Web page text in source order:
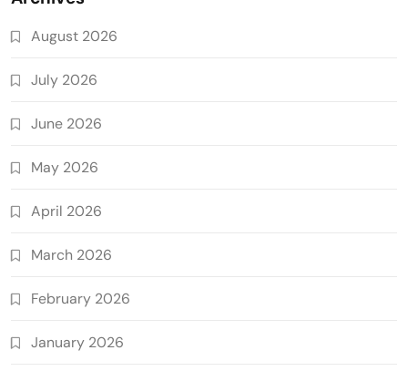
August 2026
July 2026
June 2026
May 2026
April 2026
March 2026
February 2026
January 2026